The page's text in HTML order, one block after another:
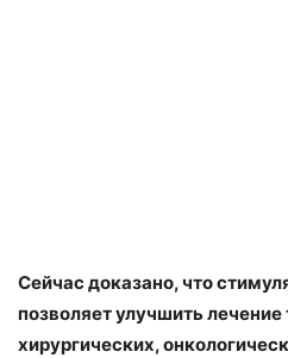
Сейчас доказано, что
позволяет улучшить
хирургических,